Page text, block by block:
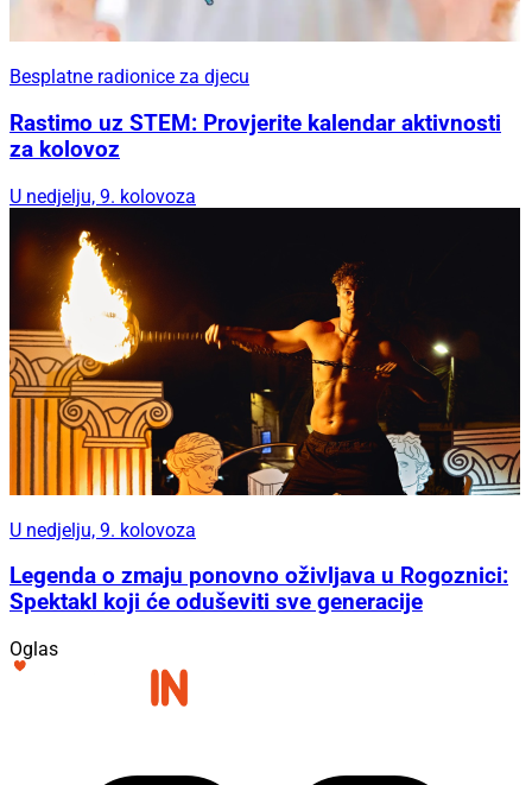
Besplatne radionice za djecu
Rastimo uz STEM: Provjerite kalendar aktivnosti
za kolovoz
U nedjelju, 9. kolovoza
U nedjelju, 9. kolovoza
Legenda o zmaju ponovno oživljava u Rogoznici:
Spektakl koji će oduševiti sve generacije
Oglas